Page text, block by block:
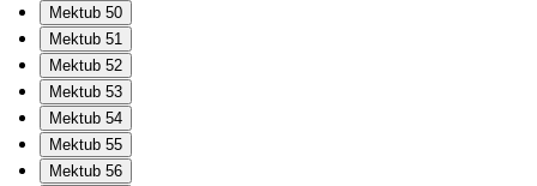
Mektub 50
Mektub 51
Mektub 52
Mektub 53
Mektub 54
Mektub 55
Mektub 56